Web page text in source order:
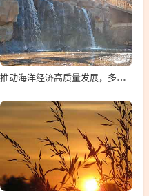
推动海洋经济高质量发展，多维度深度解读海洋产业新动向